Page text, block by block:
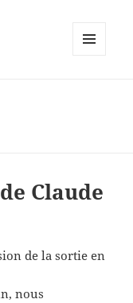
Claude
de la sortie en
nous